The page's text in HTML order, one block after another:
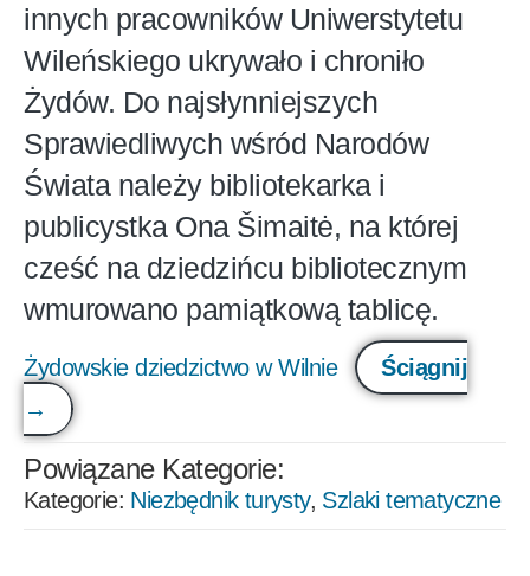
innych pracowników Uniwerstytetu
Wileńskiego ukrywało i chroniło
Żydów. Do najsłynniejszych
Sprawiedliwych wśród Narodów
Świata należy bibliotekarka i
publicystka Ona Šimaitė, na której
cześć na dziedzińcu bibliotecznym
wmurowano pamiątkową tablicę.
Żydowskie dziedzictwo w Wilnie
Ściągnij
→
Powiązane Kategorie:
Kategorie: Niezbędnik turysty, Szlaki tematyczne